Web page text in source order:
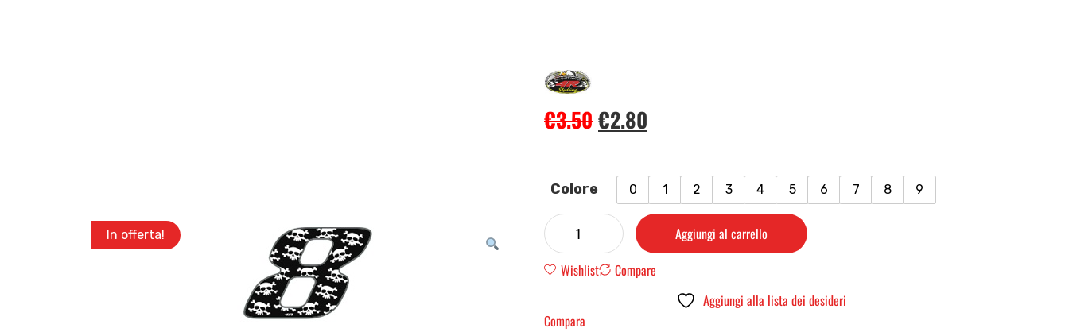
In offerta!
€3.50€2.80
Colore 0 1 2 3 4 5 6 7 8 9
Aggiungi al carrello
Wishlist
Compare
Aggiungi alla lista dei desideri
Compara